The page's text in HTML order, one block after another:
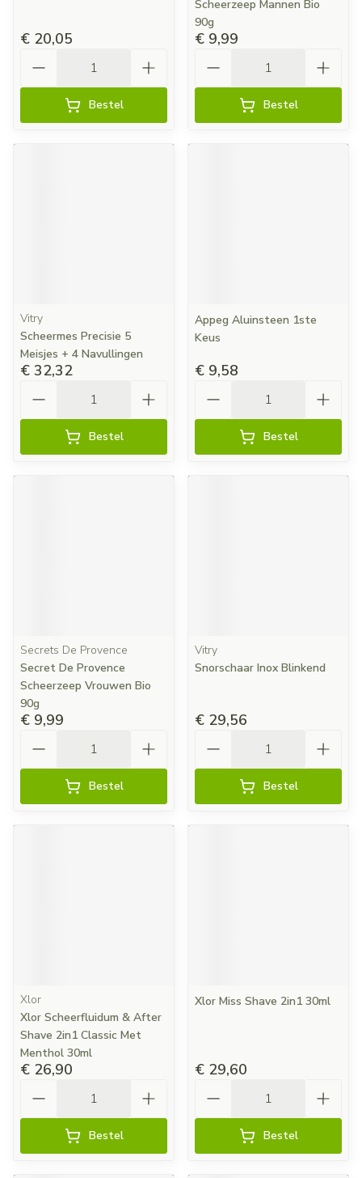
€ 20,05
Bestel
Scheerzeep Mannen Bio
90g
€ 9,99
Bestel
Vitry
Scheermes Precisie 5
Meisjes + 4 Navullingen
€ 32,32
Bestel
Appeg Aluinsteen 1ste
Keus
€ 9,58
Bestel
Secrets De Provence
Secret De Provence
Scheerzeep Vrouwen Bio
90g
€ 9,99
Bestel
Vitry
Snorschaar Inox Blinkend
€ 29,56
Bestel
Xlor
Xlor Scheerfluidum & After
Shave 2in1 Classic Met
Menthol 30ml
€ 26,90
Bestel
Xlor Miss Shave 2in1 30ml
€ 29,60
Bestel